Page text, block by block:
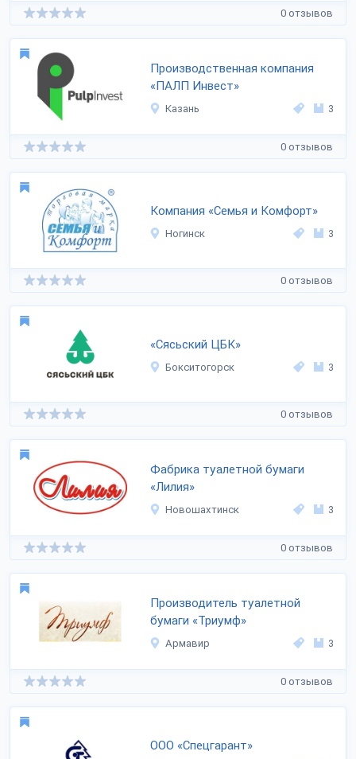
0 отзывов
Производственная компания
«ПАЛП Инвест»
Казань 3
0 отзывов
Компания «Семья и Комфорт»
Ногинск 3
0 отзывов
«Сясьский ЦБК»
Бокситогорск 3
0 отзывов
Фабрика туалетной бумаги
«Лилия»
Новошахтинск 3
0 отзывов
Производитель туалетной
бумаги «Триумф»
Армавир 3
0 отзывов
OOO «Спецгарант»